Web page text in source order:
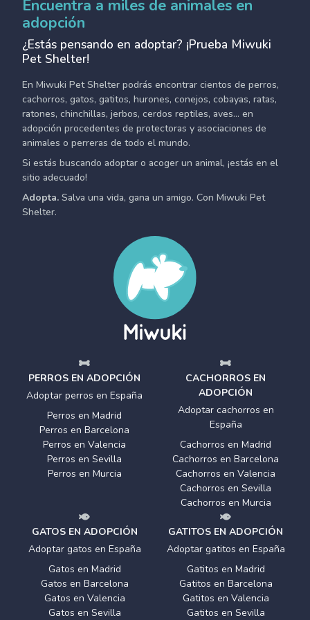
Encuentra a miles de animales en
adopción
¿Estás pensando en adoptar? ¡Prueba Miwuki
Pet Shelter!
En Miwuki Pet Shelter podrás encontrar cientos de perros,
cachorros, gatos, gatitos, hurones, conejos, cobayas, ratas,
ratones, chinchillas, jerbos, cerdos reptiles, aves... en
adopción procedentes de protectoras y asociaciones de
animales o perreras de todo el mundo.
Si estás buscando adoptar o acoger un animal, ¡estás en el
sitio adecuado!
Adopta. Salva una vida, gana un amigo. Con Miwuki Pet
Shelter.
PERROS EN ADOPCIÓN
Adoptar perros en España
Perros en Madrid
Perros en Barcelona
Perros en Valencia
Perros en Sevilla
Perros en Murcia
CACHORROS EN
ADOPCIÓN
Adoptar cachorros en
España
Cachorros en Madrid
Cachorros en Barcelona
Cachorros en Valencia
Cachorros en Sevilla
Cachorros en Murcia
GATOS EN ADOPCIÓN
Adoptar gatos en España
Gatos en Madrid
Gatos en Barcelona
Gatos en Valencia
Gatos en Sevilla
GATITOS EN ADOPCIÓN
Adoptar gatitos en España
Gatitos en Madrid
Gatitos en Barcelona
Gatitos en Valencia
Gatitos en Sevilla